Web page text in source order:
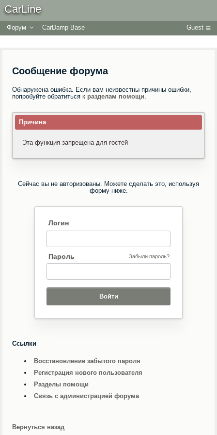
CarLine
Форум CarDamp Base Guest
Сообщение форума
Обнаружена ошибка. Если вам неизвестны причины ошибки,
попробуйте обратиться к разделам помощи.
Причина
Эта функция запрещена для гостей
Сейчас вы не авторизованы. Можете сделать это, используя
форму ниже.
Логин
Пароль Забыли пароль?
Ссылки
Восстановление забытого пароля
Регистрация нового пользователя
Разделы помощи
Связь с администрацией форума
Вернуться назад